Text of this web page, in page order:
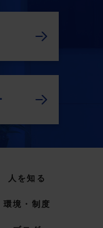
人を知る
環境・制度